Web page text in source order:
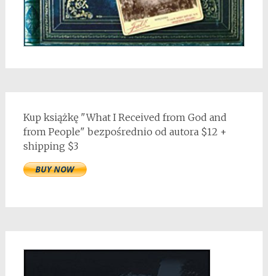
Kup książkę "What I Received from God and
from People" bezpośrednio od autora $12 +
shipping $3